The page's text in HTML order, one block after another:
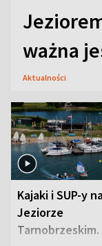
ważna
Aktualności
Kajaki i SUP-y
Jeziorze
Tarnobrzeskim.